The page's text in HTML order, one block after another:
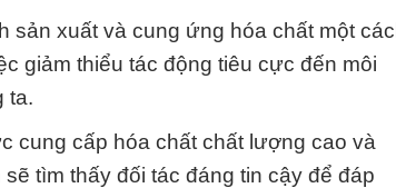
sản xuất và cung ứng hóa chất một
giảm thiểu tác động tiêu cực đến môi
ta.
cung cấp hóa chất chất lượng cao và
tìm thấy đối tác đáng tin cậy để đáp